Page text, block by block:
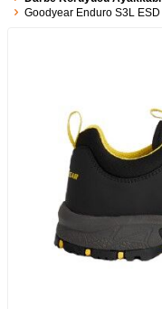
Goodyear Enduro S3L